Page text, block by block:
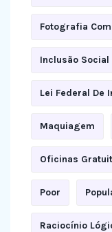
Fotografia
Inclusão Social
Lei Federal De
Maquiagem
Oficinas
Poor
Raciocínio